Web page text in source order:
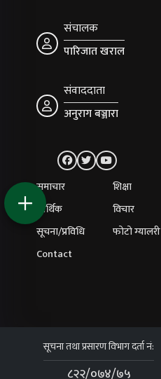
संचालक
पारिजात खराल
संवाददाता
अनुराग बञ्जारा
समाचार
शिक्षा
आर्थिक
विचार
सूचना/प्रविधि
फोटो ग्यालरी
Contact
सूचना तथा प्रसारण विभाग दर्ता नं:
८२२/०७४/७५